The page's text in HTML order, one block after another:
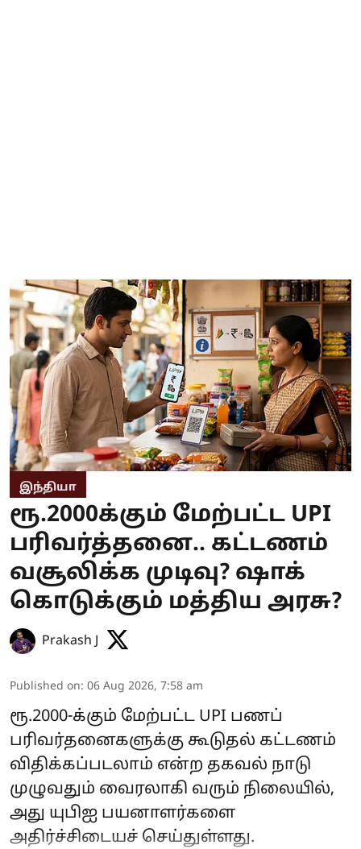
இந்தியா
ரூ.2000க்கும் மேற்பட்ட UPI
பரிவர்த்தனை.. கட்டணம்
வசூலிக்க முடிவு? ஷாக்
கொடுக்கும் மத்திய அரசு?
Prakash J
Published on: 06 Aug 2026, 7:58 am
ரூ.2000-க்கும் மேற்பட்ட UPI பணப்
பரிவர்தனைகளுக்கு கூடுதல் கட்டணம்
விதிக்கப்படலாம் என்ற தகவல் நாடு
முழுவதும் வைரலாகி வரும் நிலையில்,
அது யுபிஐ பயனாளர்களை
அதிர்ச்சிடையச் செய்துள்ளது.